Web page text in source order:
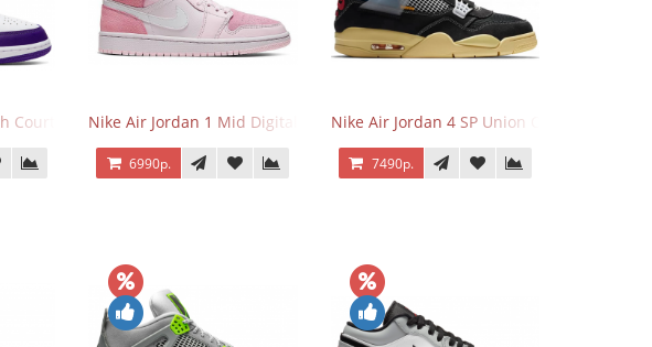
Court Purple 2.0Nike Air Jordan 1 Mid Digital Pink
6990р.
Nike Air Jordan 4 SP Union Off Noir
7490р.